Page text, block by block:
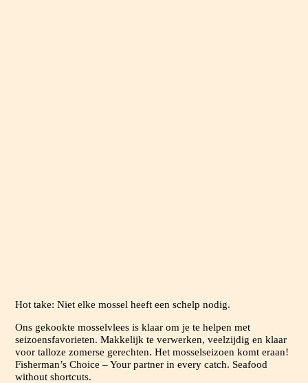
Hot take: Niet elke mossel heeft een schelp nodig.
Ons gekookte mosselvlees is klaar om je te helpen met
seizoensfavorieten. Makkelijk te verwerken, veelzijdig en klaar
voor talloze zomerse gerechten. Het mosselseizoen komt eraan!
Fisherman’s Choice – Your partner in every catch. Seafood
without shortcuts.